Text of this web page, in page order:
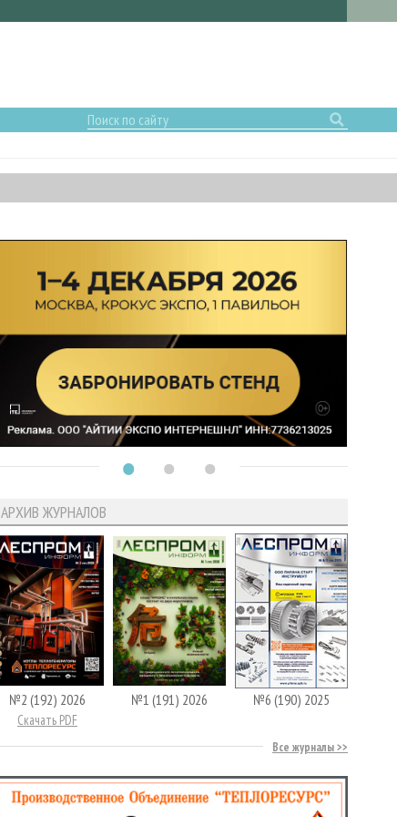
АРХИВ ЖУРНАЛОВ
№2 (192) 2026
Скачать PDF
№1 (191) 2026 №6 (190) 2025
Все журналы